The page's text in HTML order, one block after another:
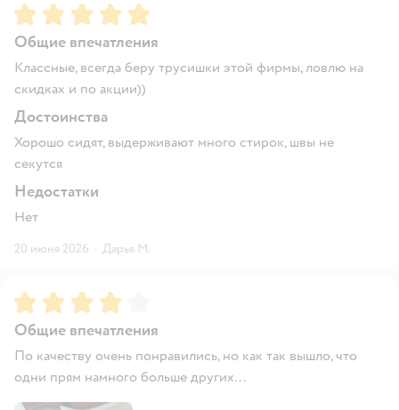
Рейтинг:5
Общие впечатления
Классные, всегда беру трусишки этой фирмы, ловлю на
скидках и по акции))
Достоинства
Хорошо сидят, выдерживают много стирок, швы не
секутся
Недостатки
Нет
20 июня 2026 · Дарья М.
Рейтинг:4
Общие впечатления
По качеству очень понравились, но как так вышло, что
одни прям намного больше других...